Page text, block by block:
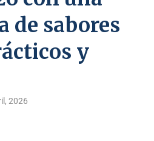
de sabores
y
2026